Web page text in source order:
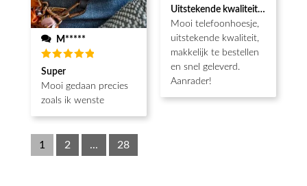
M*****
Waardering
5 uit 5
Super
Mooi gedaan precies
zoals ik wenste
Waardering
5 uit 5
Uitstekende kwaliteit, snel
Mooi telefoonhoesje,
uitstekende kwaliteit,
makkelijk te bestellen
en snel geleverd.
Aanrader!
1 2 ... 28